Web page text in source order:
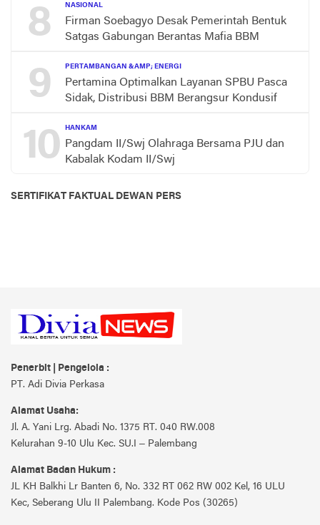
8 NASIONAL
Firman Soebagyo Desak Pemerintah Bentuk
Satgas Gabungan Berantas Mafia BBM
9 PERTAMBANGAN &AMP; ENERGI
Pertamina Optimalkan Layanan SPBU Pasca
Sidak, Distribusi BBM Berangsur Kondusif
10 HANKAM
Pangdam II/Swj Olahraga Bersama PJU dan
Kabalak Kodam II/Swj
SERTIFIKAT FAKTUAL DEWAN PERS
Penerbit | Pengelola :
PT. Adi Divia Perkasa
Alamat Usaha:
Jl. A. Yani Lrg. Abadi No. 1375 RT. 040 RW.008
Kelurahan 9-10 Ulu Kec. SU.I – Palembang
Alamat Badan Hukum :
JL KH Balkhi Lr Banten 6, No. 332 RT 062 RW 002 Kel, 16 ULU
Kec, Seberang Ulu II Palembang. Kode Pos (30265)